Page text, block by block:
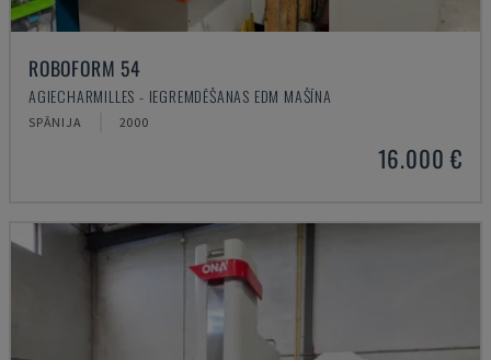
ROBOFORM 54
AGIECHARMILLES - IEGREMDĒŠANAS EDM MAŠĪNA
SPĀNIJA 2000
16.000 €